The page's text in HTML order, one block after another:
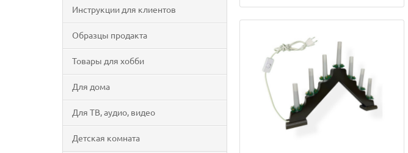
Инструкции для клиентов
Образцы продакта
Товары для хобби
Для дома
Для ТВ, аудио, видео
Детская комната